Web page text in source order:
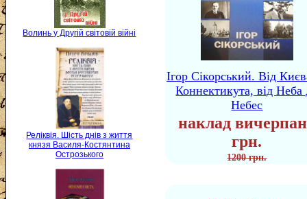
Волинь у Другій світовій війні
Реліквія. Шість днів з життя
князя Василя-Костянтина
Острозького
Ігор Сікорський. Від
Коннектикута, від Неба
Небес
наклад
грн.
1200 грн.